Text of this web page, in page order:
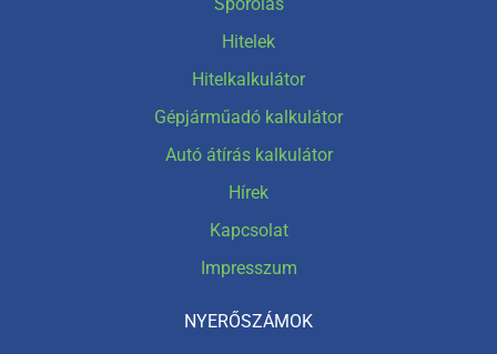
Hitelek
Hitelkalkulátor
Gépjárműadó kalkulátor
Autó átírás kalkulátor
Hírek
Kapcsolat
Impresszum
NYERŐSZÁMOK